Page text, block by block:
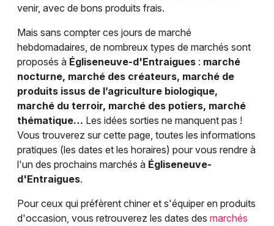
venir, avec de bons produits frais.
Mais sans compter ces jours de marché
hebdomadaires, de nombreux types de marchés sont
proposés à Égliseneuve-d'Entraigues : marché
nocturne, marché des créateurs, marché de
produits issus de l’agriculture biologique,
marché du terroir, marché des potiers, marché
thématique… Les idées sorties ne manquent pas !
Vous trouverez sur cette page, toutes les informations
pratiques (les dates et les horaires) pour vous rendre à
l'un des prochains marchés à Égliseneuve-
d'Entraigues.
Pour ceux qui préfèrent chiner et s'équiper en produits
d'occasion, vous retrouverez les dates des marchés